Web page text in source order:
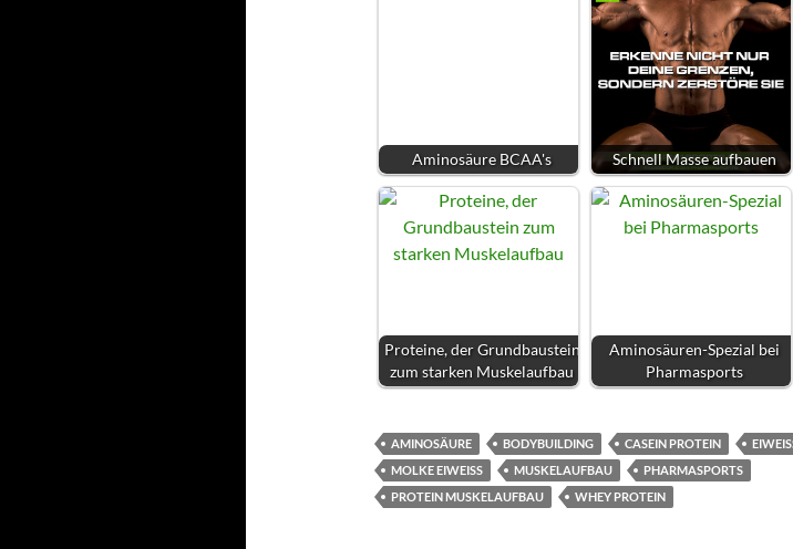
Aminosäure BCAA's Schnell Masse aufbauen
Proteine, der Grundbaustein
zum starken Muskelaufbau
Aminosäuren-Spezial bei
Pharmasports
AMINOSÄURE BODYBUILDING CASEIN PROTEIN
EIWEISS
MOLKE EIWEISS
MUSKELAUFBAU
PHARMASPORTS
PROTEIN MUSKELAUFBAU
WHEY PROTEIN